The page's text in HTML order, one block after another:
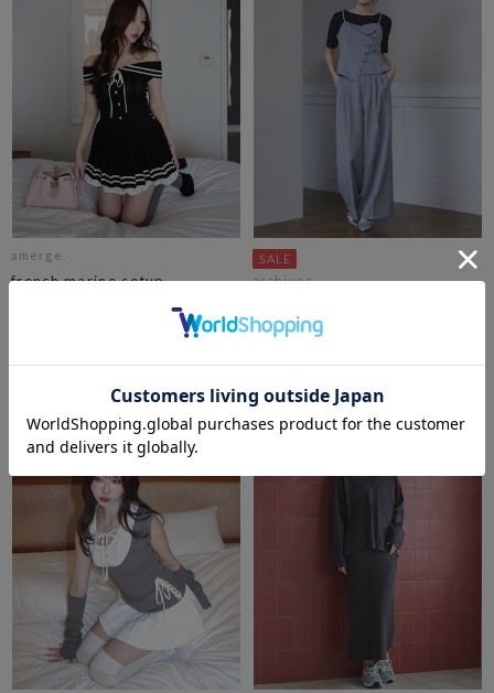
amerge.
french marine setup archives
スチェ×スラックスＳＥＴ